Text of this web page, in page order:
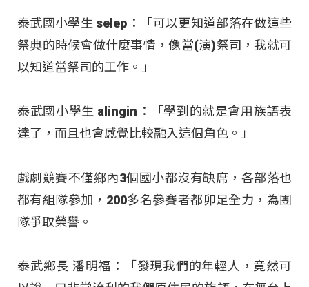
泰武國小學生 selep：「可以更知道部落在做這些
祭典的時候會做什麼事情，像當(演)祭司，我就可
以知道當祭司的工作。」
泰武國小學生 alingin：「學到的就是會用族語表
達了，而且也會感覺比較融入這個角色。」
戲劇競賽不僅鄉內3個國小都沒有缺席，各部落也
都有組隊參加，200多名參賽者都卯足全力，為團
隊爭取榮譽。
泰武鄉長 潘明福：「發現我們的年輕人，竟然可